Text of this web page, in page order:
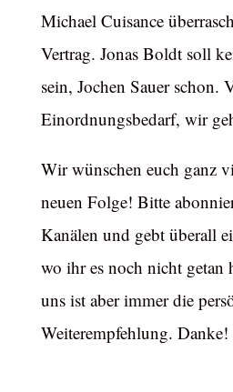
Michael Cuisance
Vertrag. Jonas Boldt soll
sein, Jochen Sauer schon.
Einordnungsbedarf, wir
Wir wünschen euch ganz
neuen Folge! Bitte
Kanälen und gebt überall
wo ihr es noch nicht getan
uns ist aber immer die
Weiterempfehlung. Danke!